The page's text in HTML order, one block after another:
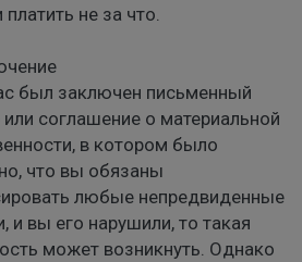
платить не за что.
был заключен письменный
соглашение о материальной
в котором было
что вы обязаны
любые непредвиденные
и вы его нарушили, то такая
может возникнуть. Однако